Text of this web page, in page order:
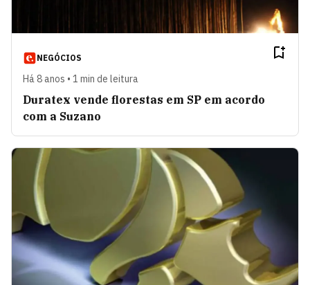
NEGÓCIOS
Há 8 anos • 1 min de leitura
Duratex vende florestas em SP em acordo
com a Suzano